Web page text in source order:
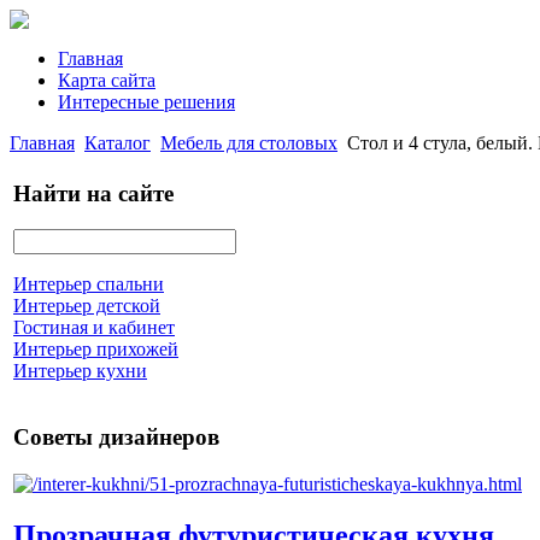
Главная
Карта сайта
Интересные решения
Главная Каталог Мебель для столовых Стол и 4 стула,
Найти на сайте
Интерьер спальни
Интерьер детской
Гостиная и кабинет
Интерьер прихожей
Интерьер кухни
Советы дизайнеров